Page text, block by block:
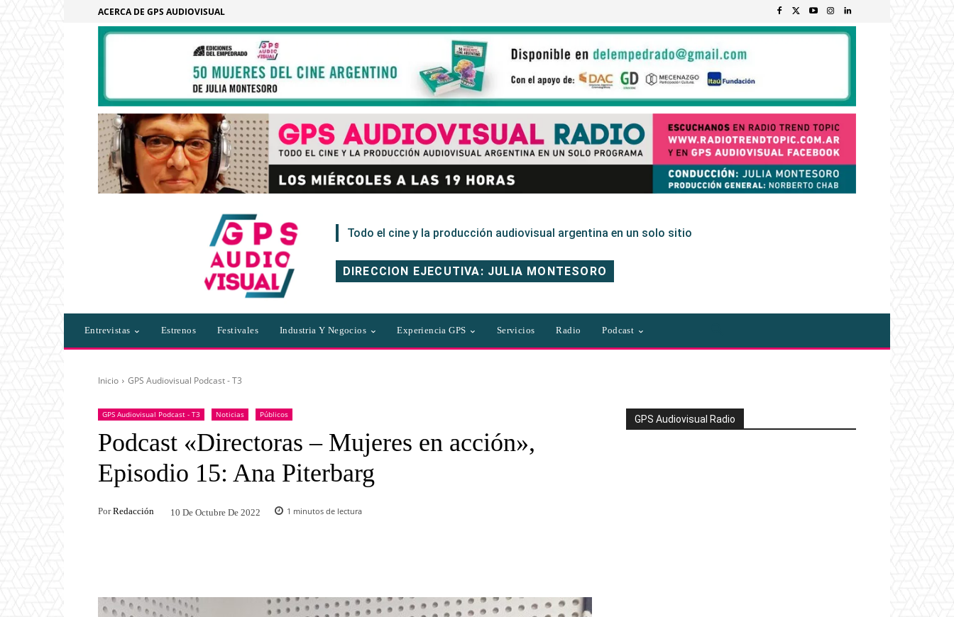
ACERCA DE GPS AUDIOVISUAL
Todo el cine y la producción audiovisual argentina en un solo sitio
DIRECCION EJECUTIVA: JULIA MONTESORO
Entrevistas Estrenos Festivales Industria Y Negocios Experiencia GPS Servicios Radio Podcast
Inicio GPS Audiovisual Podcast - T3
GPS Audiovisual Podcast - T3 Noticias Públicos
Podcast «Directoras – Mujeres en acción»,
Episodio 15: Ana Piterbarg
Por Redacción 10 De Octubre De 2022 1 minutos de lectura
GPS Audiovisual Radio